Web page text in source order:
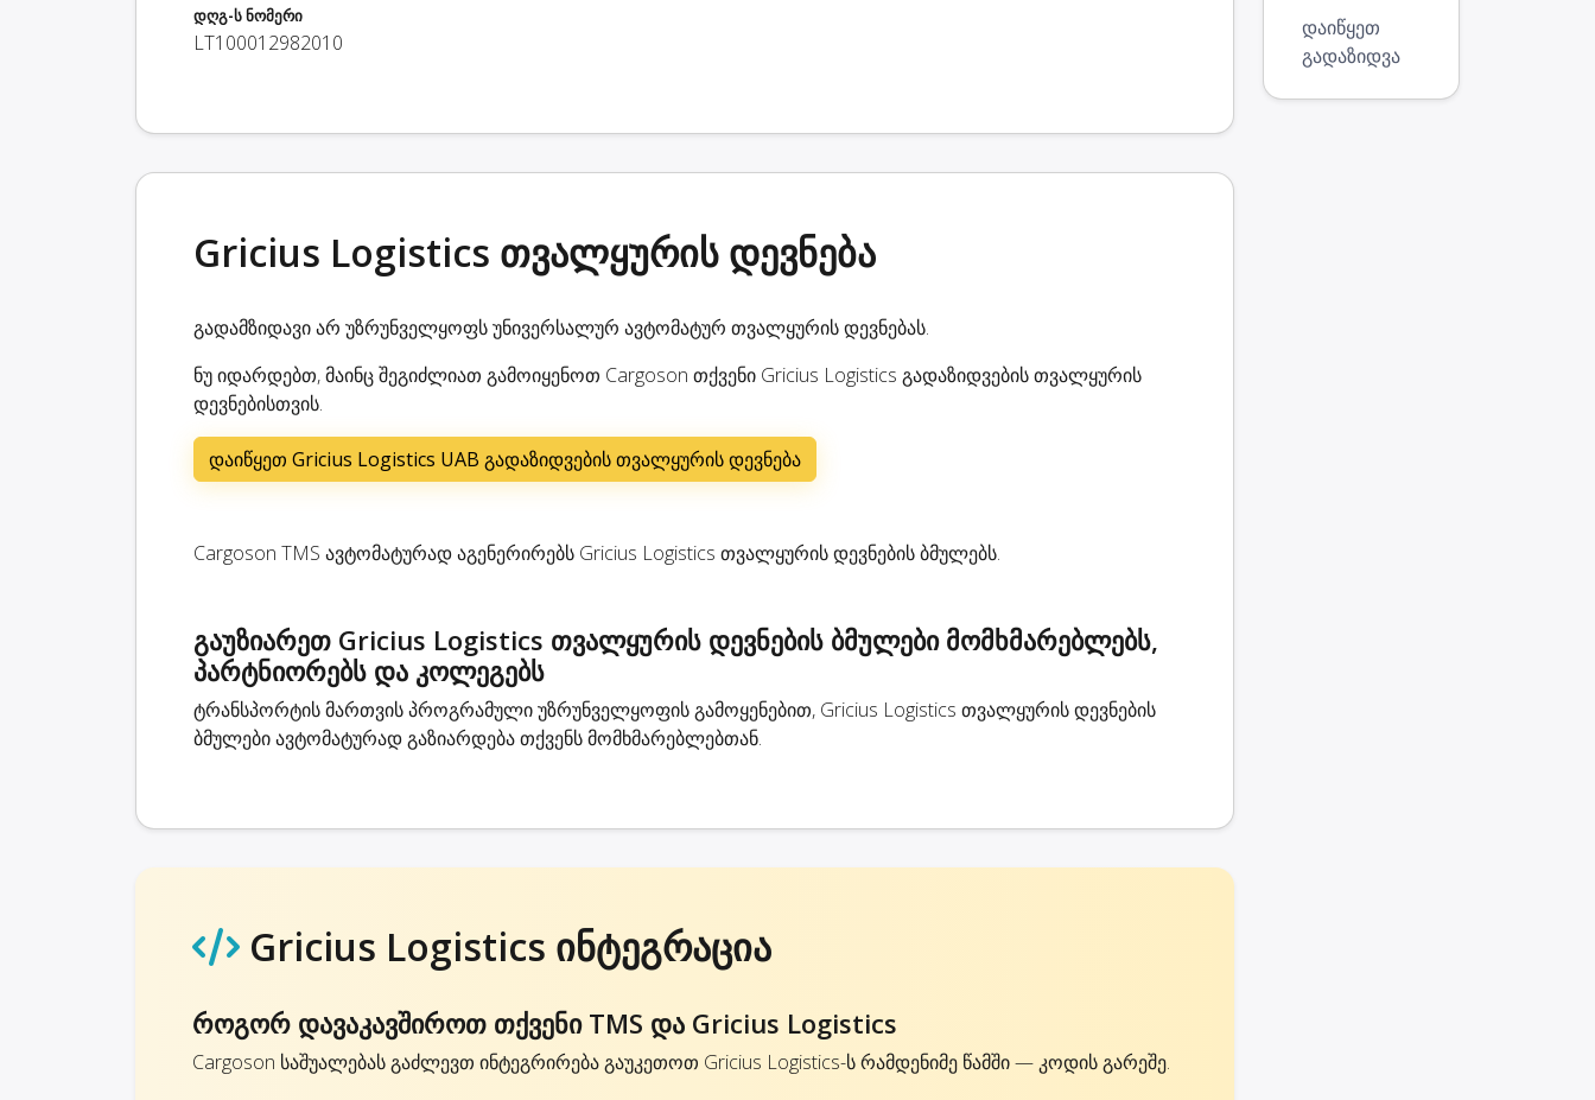
დღგ-ს ნომერი
LT100012982010
Gricius Logistics თვალყურის დევნება
გადამზიდავი არ უზრუნველყოფს უნივერსალურ ავტომატურ თვალყურის დევნებას.
ნუ იდარდებთ, მაინც შეგიძლიათ გამოიყენოთ Cargoson თქვენი Gricius Logistics გადაზიდვების თვალყურის
დევნებისთვის.
დაიწყეთ Gricius Logistics UAB გადაზიდვების თვალყურის დევნება
Cargoson TMS ავტომატურად აგენერირებს Gricius Logistics თვალყურის დევნების ბმულებს.
გაუზიარეთ Gricius Logistics თვალყურის დევნების ბმულები მომხმარებლებს,
პარტნიორებს და კოლეგებს
ტრანსპორტის მართვის პროგრამული უზრუნველყოფის გამოყენებით, Gricius Logistics თვალყურის დევნების
ბმულები ავტომატურად გაზიარდება თქვენს მომხმარებლებთან.
Gricius Logistics ინტეგრაცია
როგორ დავაკავშიროთ თქვენი TMS და Gricius Logistics
Cargoson საშუალებას გაძლევთ ინტეგრირება გაუკეთოთ Gricius Logistics-ს რამდენიმე წამში — კოდის გარეშე.
დაიწყეთ
გადაზიდვა